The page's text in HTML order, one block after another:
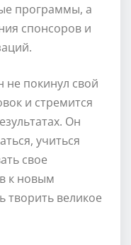
программы, а
спонсоров и
покинул свой
и стремится
Он
учиться
свое
к новым
творить великое